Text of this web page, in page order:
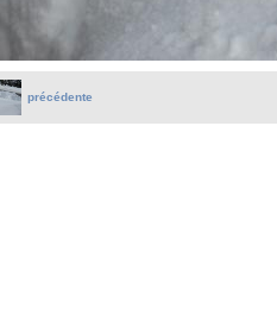
précédente